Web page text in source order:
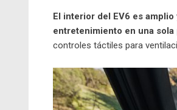
El interior del EV6 es
entretenimiento en una sola
controles táctiles para